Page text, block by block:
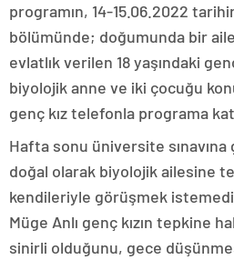
programın, 14-15.06.2022
bölümünde; doğumunda bir
evlatlık verilen 18 yaşındaki
biyolojik anne ve iki çocuğu
genç kız telefonla programa
Hafta sonu üniversite sınavına
doğal olarak biyolojik ailesine
kendileriyle görüşmek
Müge Anlı genç kızın tepkine
sinirli olduğunu, gece